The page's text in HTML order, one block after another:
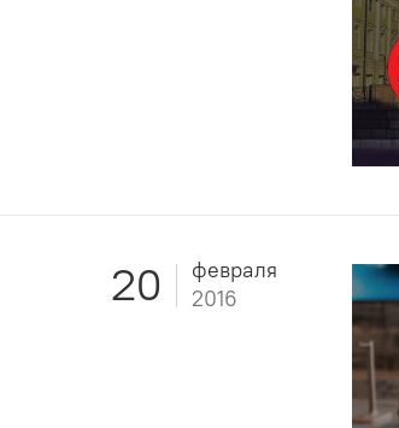
20
февраля
2016